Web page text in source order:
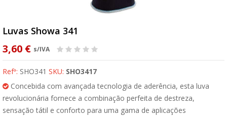
Luvas Showa 341
3,60 € s/IVA
Refª: SHO341 SKU: SHO3417
Concebida com avançada tecnologia de aderência, esta luva
revolucionária fornece a combinação perfeita de destreza,
sensação tátil e conforto para uma gama de aplicações